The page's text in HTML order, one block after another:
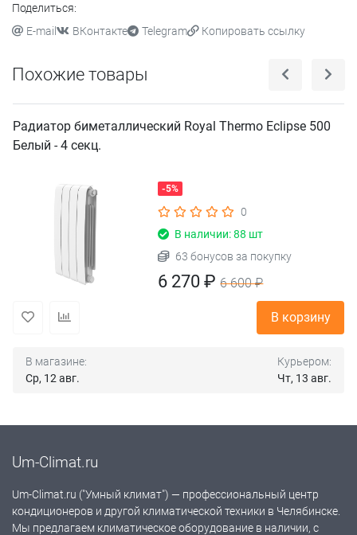
Поделиться:
E-mail
ВКонтакте Telegram Копировать ссылку
Похожие товары
Радиатор биметаллический Royal Thermo Eclipse 500
Белый - 4 секц.
-5%
0
В наличии: 88 шт
63 бонусов за покупку
6 270 ₽6 600 ₽
В корзину
В магазине:
Ср, 12 авг.
Курьером:
Чт, 13 авг.
Um-Climat.ru
Um-Climat.ru ("Умный климат") — профессиональный центр
кондиционеров и другой климатической техники в Челябинске.
Мы предлагаем климатическое оборудование в наличии, с